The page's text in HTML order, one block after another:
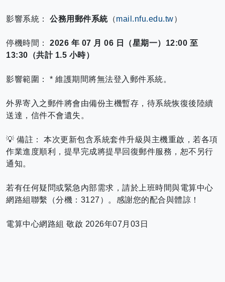
影響系統： 公務用郵件系統（mail.nfu.edu.tw）
停機時間：
2026 年 07 月 06 日（星期一）12:00 至
13:30（共計 1.5 小時）
影響範圍： * 維護期間將無法登入郵件系統。
外界寄入之郵件將會由備份主機暫存，待系統恢復後陸續
送達，信件不會遺失。
💡 備註： 本次更新包含系統套件升級與主機重啟，若各項
作業進度順利，提早完成將提早回復郵件服務，恕不另行
通知。
若有任何疑問或緊急內部需求，請於上班時間與電算中心
網路組聯繫（分機：3127）。感謝您的配合與體諒！
電算中心網路組 敬啟 2026年07月03日